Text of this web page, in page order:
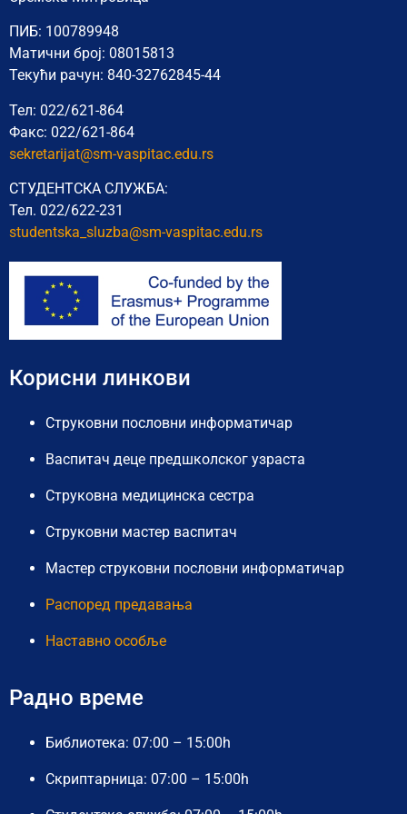
ПИБ: 100789948
Матични број: 08015813
Текући рачун: 840-32762845-44
Тел: 022/621-864
Факс: 022/621-864
sekretarijat@sm-vaspitac.edu.rs
СТУДЕНТСКА СЛУЖБА:
Тел. 022/622-231
studentska_sluzba@sm-vaspitac.edu.rs
Корисни линкови
Струковни пословни информатичар
Васпитач деце предшколског узраста
Струковна медицинска сестра
Струковни мастер васпитач
Мастер струковни пословни информатичар
Распоред предавања
Наставно особље
Радно време
Библиотека: 07:00 – 15:00h
Скриптарница: 07:00 – 15:00h